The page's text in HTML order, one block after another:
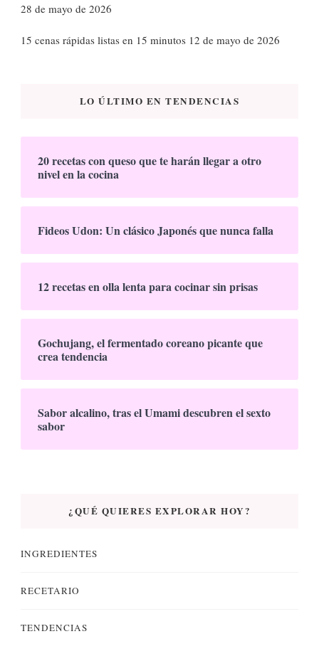
28 de mayo de 2026
15 cenas rápidas listas en 15 minutos 12 de mayo de 2026
LO ÚLTIMO EN TENDENCIAS
20 recetas con queso que te harán llegar a otro
nivel en la cocina
Fideos Udon: Un clásico Japonés que nunca falla
12 recetas en olla lenta para cocinar sin prisas
Gochujang, el fermentado coreano picante que
crea tendencia
Sabor alcalino, tras el Umami descubren el sexto
sabor
¿QUÉ QUIERES EXPLORAR HOY?
INGREDIENTES
RECETARIO
TENDENCIAS